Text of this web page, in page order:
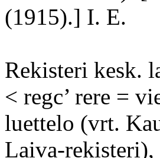
(1915).] I. E.
Rekisteri kesk.
< regc’ rere =
luettelo (vrt.
Laiva-